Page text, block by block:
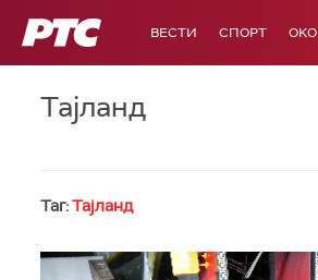
РТС ВЕСТИ СПОРТ OKO
Тајланд
Таг:Тајланд